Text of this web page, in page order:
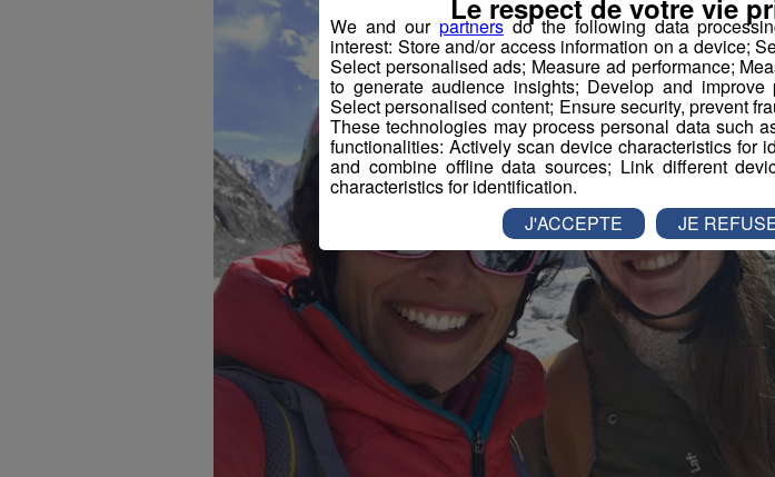
We and our partnersdo the following data
interest: Store and/or access information on a device;
Select personalised ads; Measure ad performance;
to generate audience insights; Develop and
Select personalised content; Ensure security, prevent
These technologies may process personal data such
functionalities: Actively scan device characteristics for
and combine offline data sources; Link different
characteristics for identification.
Le respect de votre vie
J'ACCEPTE JE